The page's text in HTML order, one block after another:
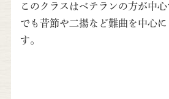
このクラスはベテランの方が中
でも昔節や二揚など難曲を中心
す。